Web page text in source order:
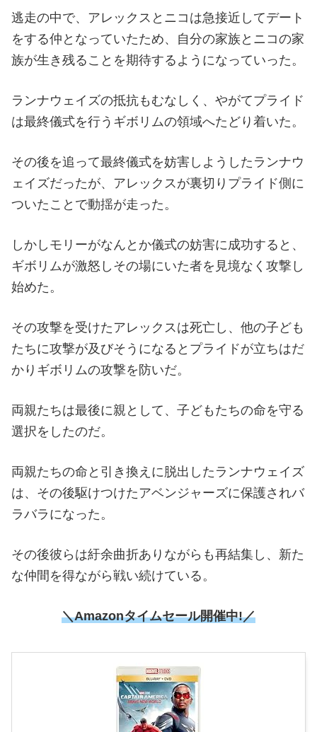
逃走の中で、アレックスとニコは急接近してデート
をする仲となっていたため、自分の家族とニコの家
族が生き残ることを期待するようになっていった。
ランナウェイズの抵抗もむなしく、やがてプライド
は最終儀式を行うギボリムの領域へたどり着いた。
その後を追って最終儀式を妨害しようしたランナウ
ェイズだったが、アレックスが裏切りプライド側に
ついたことで動揺が走った。
しかしモリーがなんとか儀式の妨害に成功すると、
ギボリムが激怒しその場にいた者を見境なく攻撃し
始めた。
その攻撃を受けたアレックスは死亡し、他の子ども
たちに攻撃が及びそうになるとプライドが立ちはだ
かりギボリムの攻撃を防いだ。
両親たちは最後に親として、子どもたちの命を守る
選択をしたのだ。
両親たちの命と引き換えに脱出したランナウェイズ
は、その後駆けつけたアベンジャーズに保護されバ
ラバラになった。
その後彼らは紆余曲折ありながらも再結集し、新た
な仲間を得ながら戦い続けている。
＼Amazonタイムセール開催中!／